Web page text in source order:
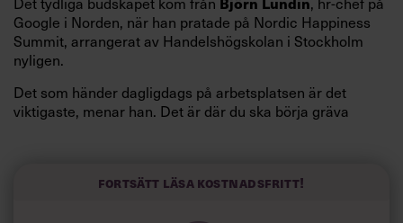
Google i Norden, när han pratade på Nordic Happiness
Summit, arrangerat av Handelshögskolan i Stockholm
nyligen.
Det som händer dagligdags på arbetsplatsen är det
viktigaste, menar han. Det är där du ska börja gräva
och höjt arbetsglädjen på Google:
Fortsätt läsa kostnadsfritt!